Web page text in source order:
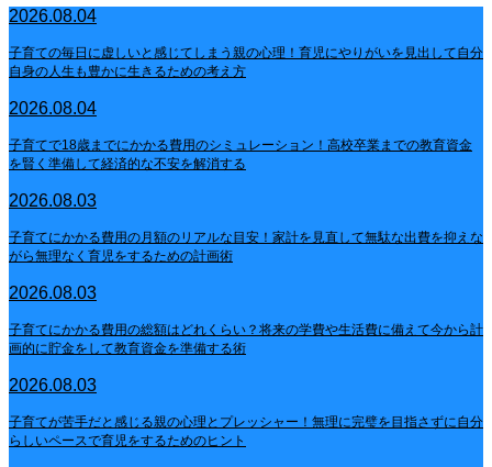
2026.08.04
子育ての毎日に虚しいと感じてしまう親の心理！育児にやりがいを見出して自分
自身の人生も豊かに生きるための考え方
2026.08.04
子育てで18歳までにかかる費用のシミュレーション！高校卒業までの教育資金
を賢く準備して経済的な不安を解消する
2026.08.03
子育てにかかる費用の月額のリアルな目安！家計を見直して無駄な出費を抑えな
がら無理なく育児をするための計画術
2026.08.03
子育てにかかる費用の総額はどれくらい？将来の学費や生活費に備えて今から計
画的に貯金をして教育資金を準備する術
2026.08.03
子育てが苦手だと感じる親の心理とプレッシャー！無理に完璧を目指さずに自分
らしいペースで育児をするためのヒント